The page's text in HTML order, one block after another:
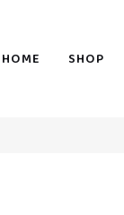
HOME SHOP